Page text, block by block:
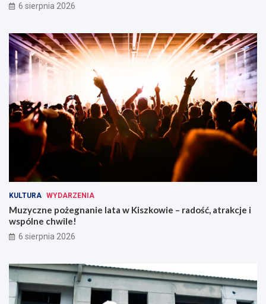
6 sierpnia 2026
KULTURA WYDARZENIA
Muzyczne pożegnanie lata w Kiszkowie – radość, atrakcje i
wspólne chwile!
6 sierpnia 2026